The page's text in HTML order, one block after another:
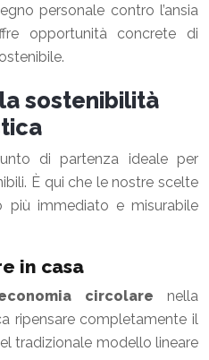
personale contro l’ansia
opportunità concrete di
sostenibilità
di partenza ideale per
È qui che le nostre scelte
più immediato e misurabile
in casa
circolare nella
ripensare completamente il
tradizionale modello lineare